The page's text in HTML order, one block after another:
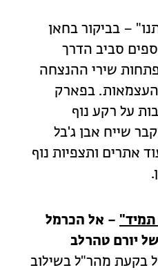
– בביקור בחאן
סביב הדרך
שירי ההנצחה
בפארק
על רקע נוף
שייח אבן ג'בל
אתרים ותצפיות נוף
תמיד" – אל הכרמל
יורם טהרלב
בקעת מהר"ל בשילוב